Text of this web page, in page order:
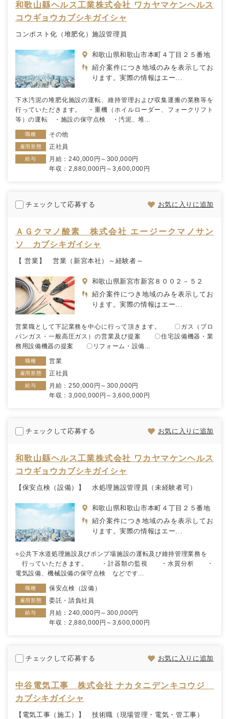
和歌山縣ヘルス工業株式会社 ワカヤマケンヘルス
コウギョウカブシキガイシャ
コンポスト化（堆肥化）施設管理員
和歌山県和歌山市本町４丁目２５番地
紹介案件につき地域のみを表示してお
ります。実際の情報はエー...
下水汚泥の堆肥化施設の運転、維持管理および収集運搬の業務等を
行っていただきます。 ・重機（ホイルローダー、フォークリフト
等）の運転 ・施設の保守点検 ・汚泥、堆...
職種 その他
雇用形態 正社員
給与
月給：240,000円～300,000円
年収：2,880,000円～3,600,000円
チェックして応募する お気に入りに追加
ＡＧクマノ酸素 株式会社 エージークマノサン
ソ カブシキガイシャ
【 営業】 営業（新宮本社）～経験者～
和歌山県新宮市新宮８００２－５２
紹介案件につき地域のみを表示してお
ります。実際の情報はエー...
営業職として下記業務を中心に行って頂きます。 〇ガス（プロ
パンガス・一般高圧ガス）の営業及び提案 〇住宅設備機器・業
務用設備機器の提案 〇リフォーム・設備...
職種 営業
雇用形態 正社員
給与
月給：250,000円～300,000円
年収：3,000,000円～3,600,000円
チェックして応募する お気に入りに追加
和歌山縣ヘルス工業株式会社 ワカヤマケンヘルス
コウギョウカブシキガイシャ
【保安点検（設備）】 水処理施設管理員（未経験者可）
和歌山県和歌山市本町４丁目２５番地
紹介案件につき地域のみを表示してお
ります。実際の情報はエー...
○公共下水道処理施設及びポンプ場施設の運転及び維持管理業務を
行っていただきます。 ・計器類の監視 ・水質分析 ・
電気設備、機械設備の保守点検 などです...
職種 保安点検（設備）
雇用形態 委託・請負社員
給与
月給：240,000円～300,000円
年収：2,880,000円～3,600,000円
チェックして応募する お気に入りに追加
中谷電気工事 株式会社 ナカタニデンキコウジ
カブシキガイシャ
【電気工事（施工）】 技術職（現場管理・電気・管工事）